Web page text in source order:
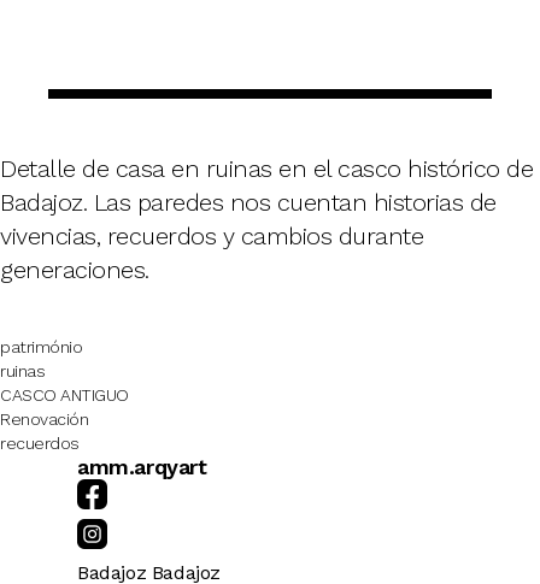
Detalle de casa en ruinas en el casco histórico de
Badajoz. Las paredes nos cuentan historias de
vivencias, recuerdos y cambios durante
generaciones.
património
ruinas
CASCO ANTIGUO
Renovación
recuerdos
amm.arqyart
Badajoz Badajoz